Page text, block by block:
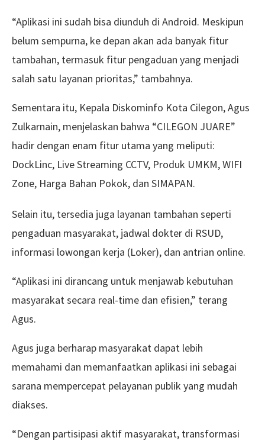
“Aplikasi ini sudah bisa diunduh di Android. Meskipun
belum sempurna, ke depan akan ada banyak fitur
tambahan, termasuk fitur pengaduan yang menjadi
salah satu layanan prioritas,” tambahnya.
Sementara itu, Kepala Diskominfo Kota Cilegon, Agus
Zulkarnain, menjelaskan bahwa “CILEGON JUARE”
hadir dengan enam fitur utama yang meliputi:
DockLinc, Live Streaming CCTV, Produk UMKM, WIFI
Zone, Harga Bahan Pokok, dan SIMAPAN.
Selain itu, tersedia juga layanan tambahan seperti
pengaduan masyarakat, jadwal dokter di RSUD,
informasi lowongan kerja (Loker), dan antrian online.
“Aplikasi ini dirancang untuk menjawab kebutuhan
masyarakat secara real-time dan efisien,” terang
Agus.
Agus juga berharap masyarakat dapat lebih
memahami dan memanfaatkan aplikasi ini sebagai
sarana mempercepat pelayanan publik yang mudah
diakses.
“Dengan partisipasi aktif masyarakat, transformasi